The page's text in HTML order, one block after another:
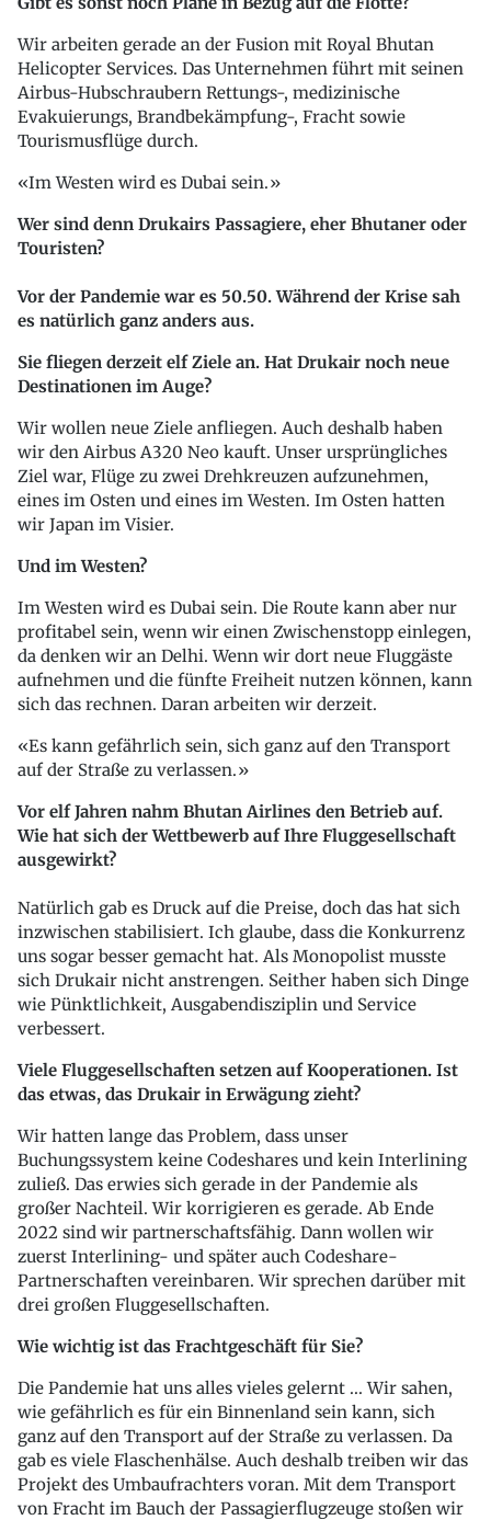
Wir arbeiten gerade an der Fusion mit Royal Bhutan
Helicopter Services. Das Unternehmen führt mit seinen
Airbus-Hubschraubern Rettungs-, medizinische
Evakuierungs, Brandbekämpfung-, Fracht sowie
Tourismusflüge durch.
Im Westen wird es Dubai sein.
Wer sind denn Drukairs Passagiere, eher Bhutaner oder
Touristen?
Vor der Pandemie war es 50.50. Während der Krise sah
es natürlich ganz anders aus.
Sie fliegen derzeit elf Ziele an. Hat Drukair noch neue
Destinationen im Auge?
Wir wollen neue Ziele anfliegen. Auch deshalb haben
wir den Airbus A320 Neo kauft. Unser ursprüngliches
Ziel war, Flüge zu zwei Drehkreuzen aufzunehmen,
eines im Osten und eines im Westen. Im Osten hatten
wir Japan im Visier.
Und im Westen?
Im Westen wird es Dubai sein. Die Route kann aber nur
profitabel sein, wenn wir einen Zwischenstopp einlegen,
da denken wir an Delhi. Wenn wir dort neue Fluggäste
aufnehmen und die fünfte Freiheit nutzen können, kann
sich das rechnen. Daran arbeiten wir derzeit.
Es kann gefährlich sein, sich ganz auf den Transport
auf der Straße zu verlassen.
Vor elf Jahren nahm Bhutan Airlines den Betrieb auf.
Wie hat sich der Wettbewerb auf Ihre Fluggesellschaft
ausgewirkt?
Natürlich gab es Druck auf die Preise, doch das hat sich
inzwischen stabilisiert. Ich glaube, dass die Konkurrenz
uns sogar besser gemacht hat. Als Monopolist musste
sich Drukair nicht anstrengen. Seither haben sich Dinge
wie Pünktlichkeit, Ausgabendisziplin und Service
verbessert.
Viele Fluggesellschaften setzen auf Kooperationen. Ist
das etwas, das Drukair in Erwägung zieht?
Wir hatten lange das Problem, dass unser
Buchungssystem keine Codeshares und kein Interlining
zuließ. Das erwies sich gerade in der Pandemie als
großer Nachteil. Wir korrigieren es gerade. Ab Ende
2022 sind wir partnerschaftsfähig. Dann wollen wir
zuerst Interlining- und später auch Codeshare-
Partnerschaften vereinbaren. Wir sprechen darüber mit
drei großen Fluggesellschaften.
Wie wichtig ist das Frachtgeschäft für Sie?
Die Pandemie hat uns alles vieles gelernt ... Wir sahen,
wie gefährlich es für ein Binnenland sein kann, sich
ganz auf den Transport auf der Straße zu verlassen. Da
gab es viele Flaschenhälse. Auch deshalb treiben wir das
Projekt des Umbaufrachters voran. Mit dem Transport
von Fracht im Bauch der Passagierflugzeuge stoßen wir